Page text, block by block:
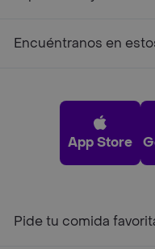
Encuéntranos en
App Store
Pide tu comida